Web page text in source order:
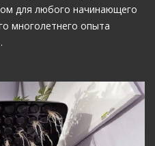
для любого начинающего
многолетнего опыта